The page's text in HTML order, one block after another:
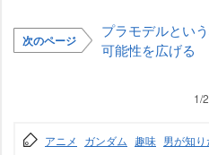
次のページ
プラモデルとい
可能性を広げる
1/2
アニメ ガンダム 趣味 男が知